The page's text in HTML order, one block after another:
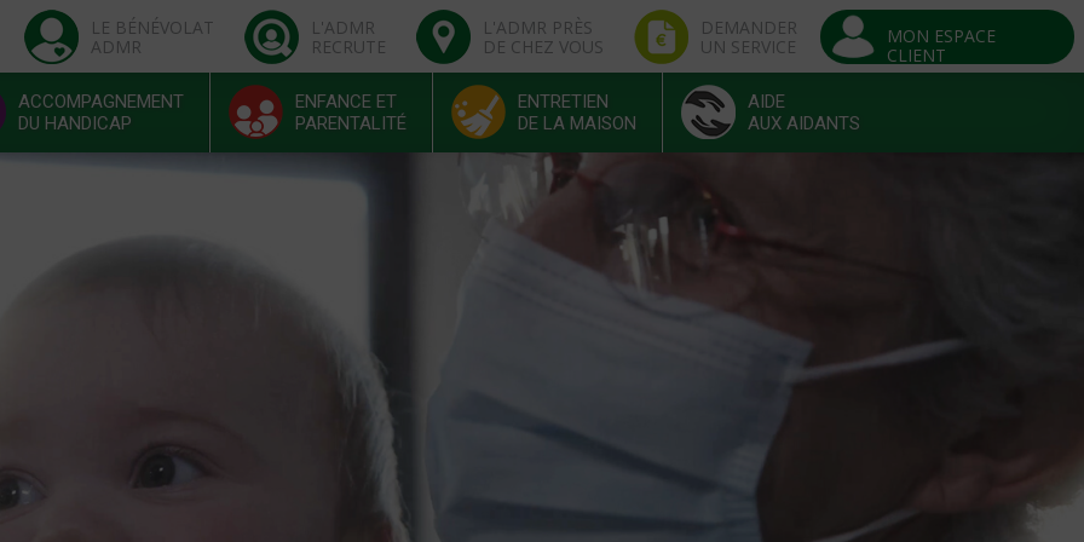
LE BÉNÉVOLAT
ADMR
L'ADMR
RECRUTE
L'ADMR PRÈS
DE CHEZ VOUS
DEMANDER
UN SERVICE
MON ESPACE
CLIENT
ACCOMPAGNEMENT
DU HANDICAP
ENFANCE ET
PARENTALITÉ
ENTRETIEN
DE LA MAISON
AIDE
AUX AIDANTS